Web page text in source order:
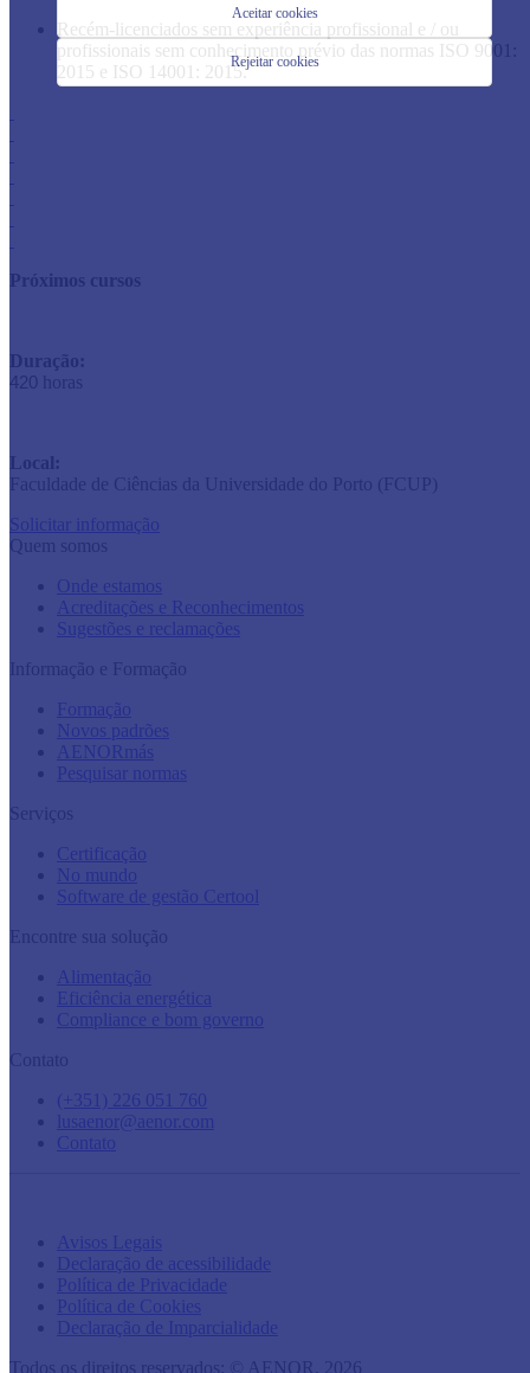
Aceitar cookies
Rejeitar cookies
​Recém-licenciados sem experiência profissional e / ou
profissionais sem conhecimento prévio das normas ISO 9001:
2015 e ISO 14001: 2015.
Próximos cursos
Duração:
420 horas
Local:
Faculdade de Ciências da Universidade do Porto (FCUP)
Solicitar informação
Quem somos
Onde estamos
Acreditações e Reconhecimentos
Sugestões e reclamações
Informação e Formação
Formação
Novos padrões
AENORmás
Pesquisar normas
Serviços
Certificação
No mundo
Software de gestão Certool
Encontre sua solução
Alimentação
Eficiência energética
Compliance e bom governo
Contato
(+351) 226 051 760
lusaenor@aenor.com
Contato
Avisos Legais
Declaração de acessibilidade
Política de Privacidade
Política de Cookies
Declaração de Imparcialidade
Todos os direitos reservados: © AENOR,
2026